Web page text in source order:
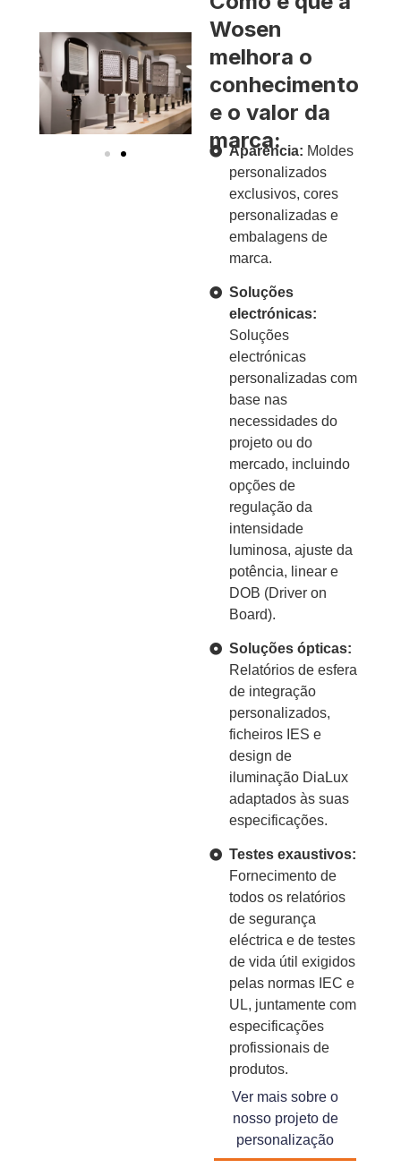
Wosen
melhora o
conhecimento
e o valor da
marca:
Aparência: Moldes
personalizados
exclusivos, cores
personalizadas e
embalagens de
marca.
Soluções
electrónicas:
Soluções
electrónicas
personalizadas com
base nas
necessidades do
projeto ou do
mercado, incluindo
opções de
regulação da
intensidade
luminosa, ajuste da
potência, linear e
DOB (Driver on
Board).
Soluções ópticas:
Relatórios de esfera
de integração
personalizados,
ficheiros IES e
design de
iluminação DiaLux
adaptados às suas
especificações.
Testes exaustivos:
Fornecimento de
todos os relatórios
de segurança
eléctrica e de testes
de vida útil exigidos
pelas normas IEC e
UL, juntamente com
especificações
profissionais de
produtos.
Ver mais sobre o
nosso projeto de
personalização